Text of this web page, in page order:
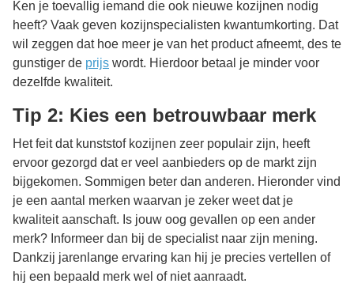
Ken je toevallig iemand die ook nieuwe kozijnen nodig
heeft? Vaak geven kozijnspecialisten kwantumkorting. Dat
wil zeggen dat hoe meer je van het product afneemt, des te
gunstiger de prijs wordt. Hierdoor betaal je minder voor
dezelfde kwaliteit.
Tip 2: Kies een betrouwbaar merk
Het feit dat kunststof kozijnen zeer populair zijn, heeft
ervoor gezorgd dat er veel aanbieders op de markt zijn
bijgekomen. Sommigen beter dan anderen. Hieronder vind
je een aantal merken waarvan je zeker weet dat je
kwaliteit aanschaft. Is jouw oog gevallen op een ander
merk? Informeer dan bij de specialist naar zijn mening.
Dankzij jarenlange ervaring kan hij je precies vertellen of
hij een bepaald merk wel of niet aanraadt.